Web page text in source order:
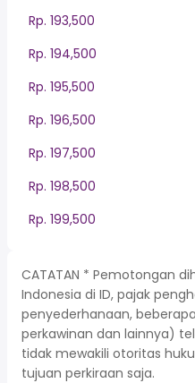
Rp. 193,500
Rp. 194,500
Rp. 195,500
Rp. 196,500
Rp. 197,500
Rp. 198,500
Rp. 199,500
CATATAN * Pemotongan
Indonesia di ID, pajak
penyederhanaan,
perkawinan dan lainnya)
tidak mewakili otoritas
tujuan perkiraan saja.